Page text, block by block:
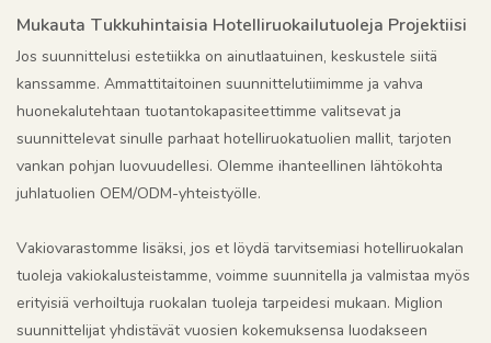
Mukauta Tukkuhintaisia Hotelliruokailutuoleja Projektiisi
Jos suunnittelusi estetiikka on ainutlaatuinen, keskustele siitä
kanssamme. Ammattitaitoinen suunnittelutiimimme ja vahva
huonekalutehtaan tuotantokapasiteettimme valitsevat ja
suunnittelevat sinulle parhaat hotelliruokatuolien mallit, tarjoten
vankan pohjan luovuudellesi. Olemme ihanteellinen lähtökohta
juhlatuolien OEM/ODM-yhteistyölle.
Vakiovarastomme lisäksi, jos et löydä tarvitsemiasi hotelliruokalan
tuoleja vakiokalusteistamme, voimme suunnitella ja valmistaa myös
erityisiä verhoiltuja ruokalan tuoleja tarpeidesi mukaan. Miglion
suunnittelijat yhdistävät vuosien kokemuksensa luodakseen